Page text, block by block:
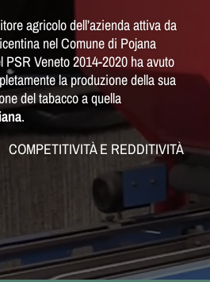
agricolo dell’azienda attiva da
nel Comune di Pojana
Veneto 2014-2020 ha avuto
la produzione della sua
del tabacco a quella
.
COMPETITIVITÀ E REDDITIVITÀ